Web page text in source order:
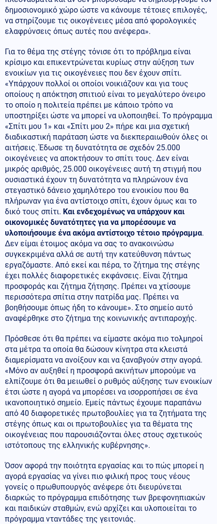
δημοσιονομικό χώρο ώστε να κάνουμε τέτοιες επιλογές,
να στηρίζουμε τις οικογένειες μέσα από φορολογικές
ελαφρύνσεις όπως αυτές που ανέφερα».
Για το θέμα της στέγης τόνισε ότι το πρόβλημα είναι
κρίσιμο και επικεντρώνεται κυρίως στην αύξηση των
ενοικίων για τις οικογένειες που δεν έχουν σπίτι.
«Υπάρχουν πολλοί οι οποίοι νοικιάζουν και για τους
οποίους η απόκτηση σπιτιού είναι το μεγαλύτερο όνειρο
το οποίο η πολιτεία πρέπει με κάποιο τρόπο να
υποστηρίξει ώστε να μπορεί να υλοποιηθεί. Το πρόγραμμα
«Σπίτι μου 1» και «Σπίτι μου 2» πήρε και μια σχετική
διαδικαστική παράταση ώστε να διεκπεραιωθούν όλες οι
αιτήσεις. Έδωσε τη δυνατότητα σε σχεδόν 25.000
οικογένειες να αποκτήσουν το σπίτι τους. Δεν είναι
μικρός αριθμός, 25.000 οικογένειες αυτή τη στιγμή που
ουσιαστικά έχουν τη δυνατότητα να πληρώνουν ένα
στεγαστικό δάνειο χαμηλότερο του ενοικίου που θα
πλήρωναν για ένα αντίστοιχο σπίτι, έχουν όμως και το
δικό τους σπίτι. Και ενδεχομένως να υπάρχουν και
οικονομικές δυνατότητες για να μπορέσουμε να
υλοποιήσουμε ένα ακόμα αντίστοιχο τέτοιο πρόγραμμα.
Δεν είμαι έτοιμος ακόμα να σας το ανακοινώσω
συγκεκριμένα αλλά σε αυτή την κατεύθυνση πάντως
εργαζόμαστε. Από εκεί και πέρα, το ζήτημα της στέγης
έχει πολλές διαφορετικές εκφάνσεις. Είναι ζήτημα
προσφοράς και ζήτημα ζήτησης. Πρέπει να χτίσουμε
περισσότερα σπίτια στην πατρίδα μας. Πρέπει να
βοηθήσουμε όπως ήδη το κάνουμε». Στο σημείο αυτό
αναφέρθηκε στο ζήτημα της κοινωνικής αντιπαροχής.
Πρόσθεσε ότι θα πρέπει να είμαστε ακόμα πιο τολμηροί
στα μέτρα τα οποία θα δώσουν κίνητρα στα κλειστά
διαμερίσματα να ανοίξουν και να ξαναβγούν στην αγορά.
«Μόνο αν αυξηθεί η προσφορά ακινήτων μπορούμε να
ελπίζουμε ότι θα μειωθεί ο ρυθμός αύξησης των ενοικίων
έτσι ώστε η αγορά να μπορέσει να ισορροπήσει σε ένα
ικανοποιητικό σημείο. Εμείς πάντως έχουμε παραπάνω
από 40 διαφορετικές πρωτοβουλίες για τα ζητήματα της
στέγης όπως και οι πρωτοβουλίες για τα θέματα της
οικογένειας που παρουσιάζονται όλες στους σχετικούς
ιστότοπους της ελληνικής κυβέρνησης».
Όσον αφορά την ποιότητα εργασίας και το πώς μπορεί η
αγορά εργασίας να γίνει πιο φιλική προς τους νέους
γονείς ο πρωθυπουργός ανέφερε ότι διευρύνεται
διαρκώς το πρόγραμμα επιδότησης των βρεφονηπιακών
και παιδικών σταθμών, ενώ αρχίζει και υλοποιείται το
πρόγραμμα νταντάδες της γειτονιάς.